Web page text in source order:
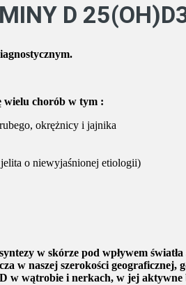
D
wielu chorób w tym :
okrężnicy i jajnika
o niewyjaśnionej etiologii)
w skórze pod wpływem
w naszej szerokości
w wątrobie i nerkach, w jej aktywne